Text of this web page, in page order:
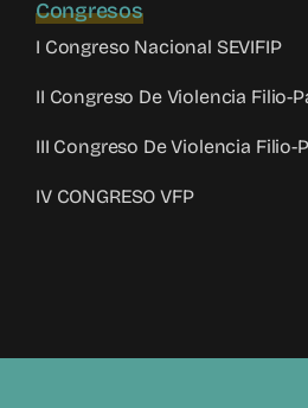
Congresos
I Congreso Nacional SEVIFIP
II Congreso De Violencia Filio-
III Congreso De Violencia Filio-
IV CONGRESO VFP